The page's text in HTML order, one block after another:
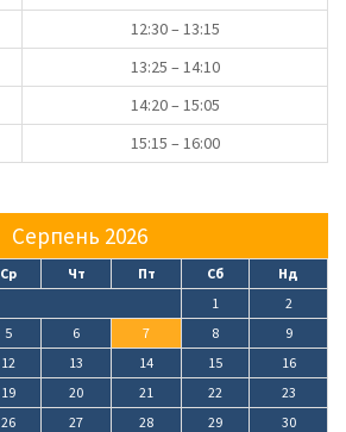
12:30 – 13:15
13:25 – 14:10
14:20 – 15:05
15:15 – 16:00
Серпень 2026
Ср Чт Пт Сб
Нд
1
2
5 6 7 8
9
12 13 14 15
16
19 20 21 22
23
26 27 28 29
30